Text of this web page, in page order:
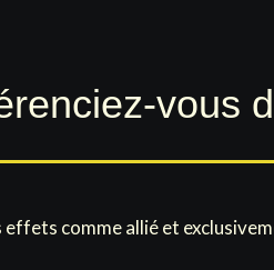
vous
comme allié et